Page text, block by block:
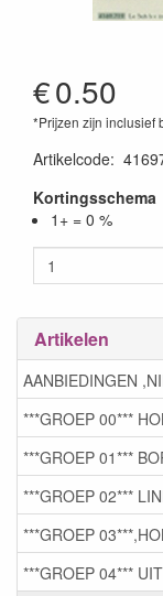
€0.50
*Prijzen zijn inclusief
Artikelcode:
Kortingsschema
1+ = 0 %
Artikelen
AANBIEDINGEN
***GROEP 00***
***GROEP 01***
***GROEP 02***
***GROEP
***GROEP 04***